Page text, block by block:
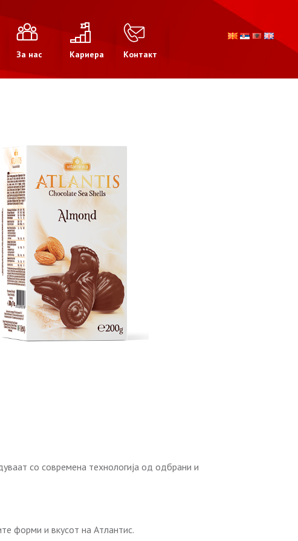
За нас Кариера Контакт
со современа технологија од одбрани и
форми и вкусот на Атлантис.